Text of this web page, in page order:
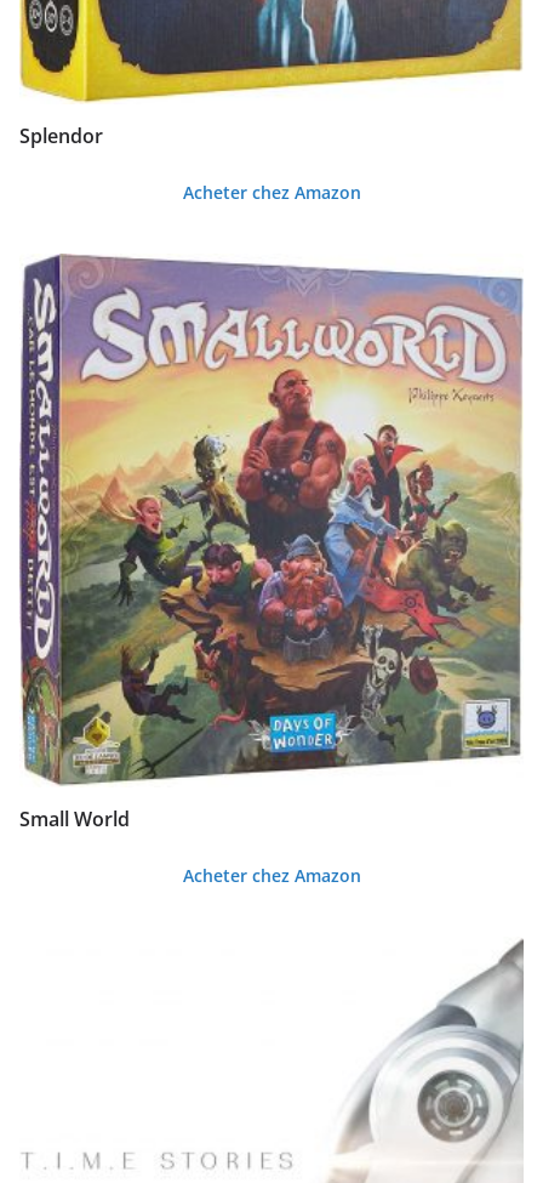
Splendor
Acheter chez Amazon
Small World
Acheter chez Amazon